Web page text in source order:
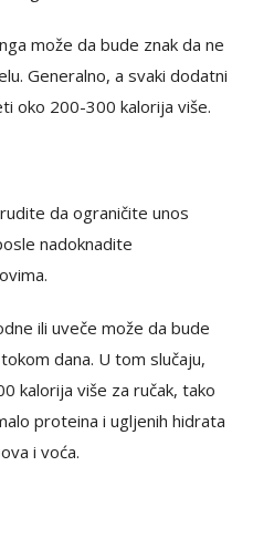
može da bude znak da ne
Generalno, a svaki dodatni
oko 200-300 kalorija više.
da ograničite unos
nadoknadite
ili uveče može da bude
dana. U tom slučaju,
kalorija više za ručak, tako
proteina i ugljenih hidrata
i voća.